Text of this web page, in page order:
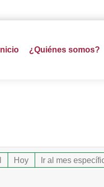
Inicio ¿Quiénes somos?
Hoy Ir al mes